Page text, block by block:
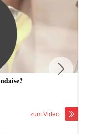
zum Video